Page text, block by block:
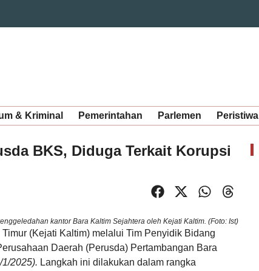
& Kriminal Pemerintahan Parlemen Peristiwa
BKS, Diduga Terkait Korupsi
kantor Bara Kaltim Sejahtera oleh Kejati Kaltim. (Foto: Ist)
(Kejati Kaltim) melalui Tim Penyidik Bidang
Daerah (Perusda) Pertambangan Bara
1/2025). Langkah ini dilakukan dalam rangka